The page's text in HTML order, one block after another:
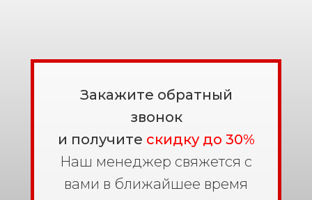
Закажите обратный
звонок
и получите скидку до 30%
Наш менеджер свяжется с
вами в ближайшее время